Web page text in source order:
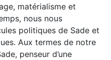
matérialisme et
nous nous
politiques de Sade et
Aux termes de notre
penseur d’une